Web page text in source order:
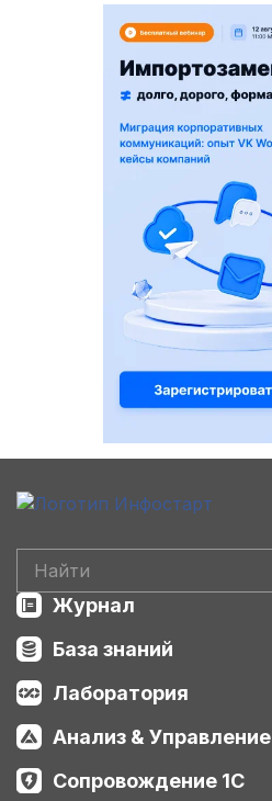
Журнал
База знаний
Лаборатория
Анализ & Управление
Сопровождение 1С